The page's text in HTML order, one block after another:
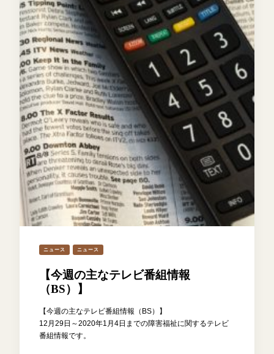
ニュース ニュース
【今週の主なテレビ番組情報
（BS）】
【今週の主なテレビ番組情報（BS）】
12月29日～2020年1月4日までの障害福祉に関するテレビ
番組情報です。